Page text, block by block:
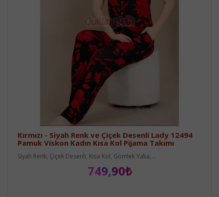
Kırmızı - Siyah Renk ve Çiçek Desenli Lady 12494
Pamuk Viskon Kadın Kısa Kol Pijama Takımı
Siyah Renk, Çiçek Desenli, Kısa Kol, Gömlek Yaka, ..
749,90₺